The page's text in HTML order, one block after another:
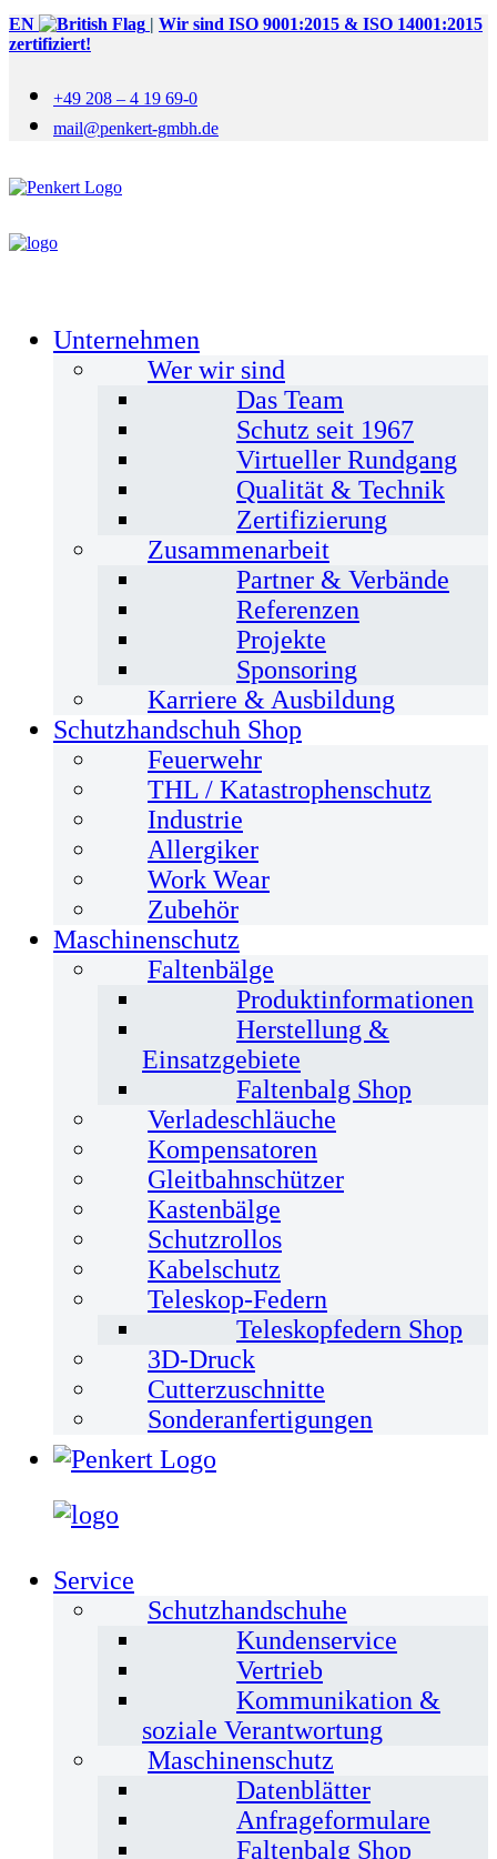
EN | Wir sind ISO 9001:2015 & ISO 14001:2015
zertifiziert!
+49 208 – 4 19 69-0
mail@penkert-gmbh.de
Unternehmen
Wer wir sind
Das Team
Schutz seit 1967
Virtueller Rundgang
Qualität & Technik
Zertifizierung
Zusammenarbeit
Partner & Verbände
Referenzen
Projekte
Sponsoring
Karriere & Ausbildung
Schutzhandschuh Shop
Feuerwehr
THL / Katastrophenschutz
Industrie
Allergiker
Work Wear
Zubehör
Maschinenschutz
Faltenbälge
Produktinformationen
Herstellung &
Einsatzgebiete
Faltenbalg Shop
Verladeschläuche
Kompensatoren
Gleitbahnschützer
Kastenbälge
Schutzrollos
Kabelschutz
Teleskop-Federn
Teleskopfedern Shop
3D-Druck
Cutterzuschnitte
Sonderanfertigungen
Service
Schutzhandschuhe
Kundenservice
Vertrieb
Kommunikation &
soziale Verantwortung
Maschinenschutz
Datenblätter
Anfrageformulare
Faltenbalg Shop